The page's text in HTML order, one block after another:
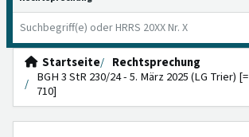
Startseite
Rechtsprechung
BGH 3 StR 230/24 - 5. März 2025 (LG Trier)
710]